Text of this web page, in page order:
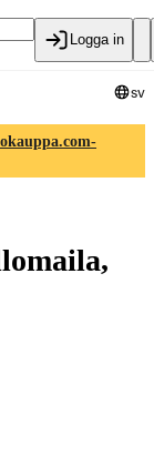
Logga in
sv